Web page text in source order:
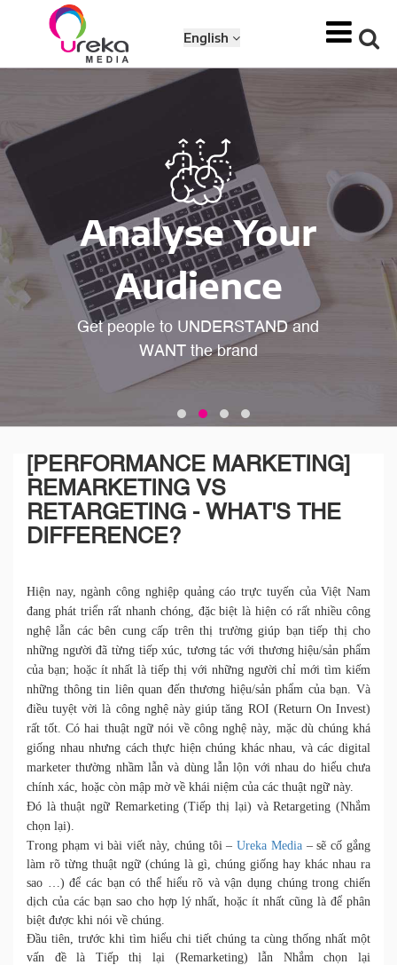
English
Analyse Your
Audience
Get people to UNDERSTAND and
WANT the brand
[PERFORMANCE MARKETING]
REMARKETING VS
RETARGETING - WHAT'S THE
DIFFERENCE?
Hiện nay, ngành công nghiệp quảng cáo trực tuyến của Việt Nam
đang phát triển rất nhanh chóng, đặc biệt là hiện có rất nhiều công
nghệ lẫn các bên cung cấp trên thị trường giúp bạn tiếp thị cho
những người đã từng tiếp xúc, tương tác với thương hiệu/sản phẩm
của bạn; hoặc ít nhất là tiếp thị với những người chỉ mới tìm kiếm
những thông tin liên quan đến thương hiệu/sản phẩm của bạn. Và
điều tuyệt vời là công nghệ này giúp tăng ROI (Return On Invest)
rất tốt. Có hai thuật ngữ nói về công nghệ này, mặc dù chúng khá
giống nhau nhưng cách thực hiện chúng khác nhau, và các digital
marketer thường nhầm lẫn và dùng lẫn lộn với nhau do hiểu chưa
chính xác, hoặc còn mập mờ về khái niệm của các thuật ngữ này.
Đó là thuật ngữ Remarketing (Tiếp thị lại) và Retargeting (Nhắm
chọn lại).
Trong phạm vi bài viết này, chúng tôi –Ureka Media– sẽ cố gắng
làm rõ từng thuật ngữ (chúng là gì, chúng giống hay khác nhau ra
sao …) để các bạn có thể hiểu rõ và vận dụng chúng trong chiến
dịch của các bạn sao cho hợp lý nhất, hoặc ít nhất cũng là để phân
biệt được khi nói về chúng.
Đầu tiên, trước khi tìm hiểu chi tiết chúng ta cùng thống nhất một
vấn đề là Tiếp thị lại (Remarketing) lẫn Nhắm chọn lại